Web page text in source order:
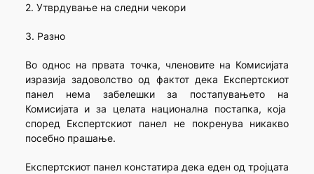
2. Утврдување на следни чекори
3. Разно
Во однос на првата точка, членовите на Комисијата
изразија задоволство од фактот дека Експертскиот
панел нема забелешки за постапувањето на
Комисијата и за целата национална постапка, која
според Експертскиот панел не покренува никакво
посебно прашање.
Експертскиот панел констатира дека еден од тројцата